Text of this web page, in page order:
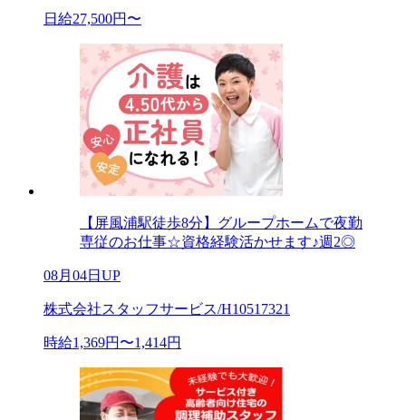
日給27,500円〜
【屏風浦駅徒歩8分】グループホームで夜勤
専従のお仕事☆資格経験活かせます♪週2◎
08月04日UP
株式会社スタッフサービス/H10517321
時給1,369円〜1,414円